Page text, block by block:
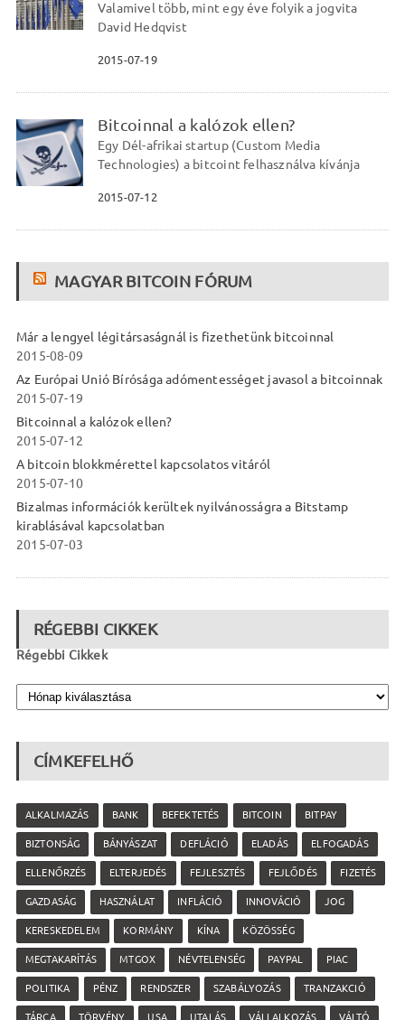
Valamivel több, mint egy éve folyik a jogvita
David Hedqvist
2015-07-19
Bitcoinnal a kalózok ellen?
Egy Dél-afrikai startup (Custom Media
Technologies) a bitcoint felhasználva kívánja
2015-07-12
MAGYAR BITCOIN FÓRUM
Már a lengyel légitársaságnál is fizethetünk bitcoinnal
2015-08-09
Az Európai Unió Bírósága adómentességet javasol a bitcoinnak
2015-07-19
Bitcoinnal a kalózok ellen?
2015-07-12
A bitcoin blokkmérettel kapcsolatos vitáról
2015-07-10
Bizalmas információk kerültek nyilvánosságra a Bitstamp
kirablásával kapcsolatban
2015-07-03
RÉGEBBI CIKKEK
Régebbi Cikkek
CÍMKEFELHŐ
ALKALMAZÁS BANK BEFEKTETÉS BITCOIN BITPAY
BIZTONSÁG BÁNYÁSZAT DEFLÁCIÓ ELADÁS ELFOGADÁS
ELLENŐRZÉS ELTERJEDÉS FEJLESZTÉS FEJLŐDÉS FIZETÉS
GAZDASÁG HASZNÁLAT INFLÁCIÓ INNOVÁCIÓ JOG
KERESKEDELEM KORMÁNY KÍNA KÖZÖSSÉG
MEGTAKARÍTÁS MTGOX NÉVTELENSÉG PAYPAL PIAC
POLITIKA PÉNZ RENDSZER SZABÁLYOZÁS TRANZAKCIÓ
TÁRCA TÖRVÉNY USA UTALÁS VÁLLALKOZÁS VÁLTÓ